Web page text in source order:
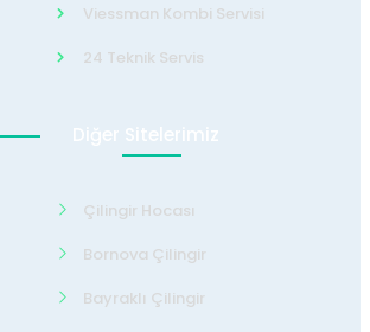
Viessman Kombi Servisi
24 Teknik Servis
Diğer Sitelerimiz
Çilingir Hocası
Bornova Çilingir
Bayraklı Çilingir